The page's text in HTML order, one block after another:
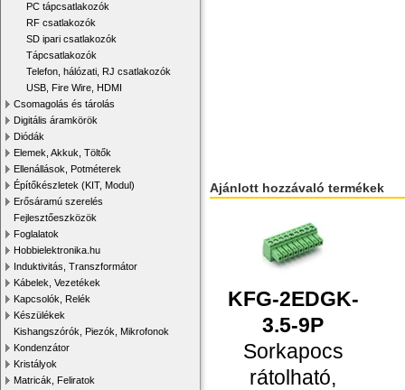
PC tápcsatlakozók
RF csatlakozók
SD ipari csatlakozók
Tápcsatlakozók
Telefon, hálózati, RJ csatlakozók
USB, Fire Wire, HDMI
Csomagolás és tárolás
Digitális áramkörök
Diódák
Elemek, Akkuk, Töltők
Ellenállások, Potméterek
Építőkészletek (KIT, Modul)
Erősáramú szerelés
Fejlesztőeszközök
Foglalatok
Hobbielektronika.hu
Induktivitás, Transzformátor
Kábelek, Vezetékek
Kapcsolók, Relék
Készülékek
Kishangszórók, Piezók, Mikrofonok
Kondenzátor
Kristályok
Matricák, Feliratok
Ajánlott hozzávaló termékek
KFG-2EDGK-
3.5-9P
Sorkapocs
rátolható,